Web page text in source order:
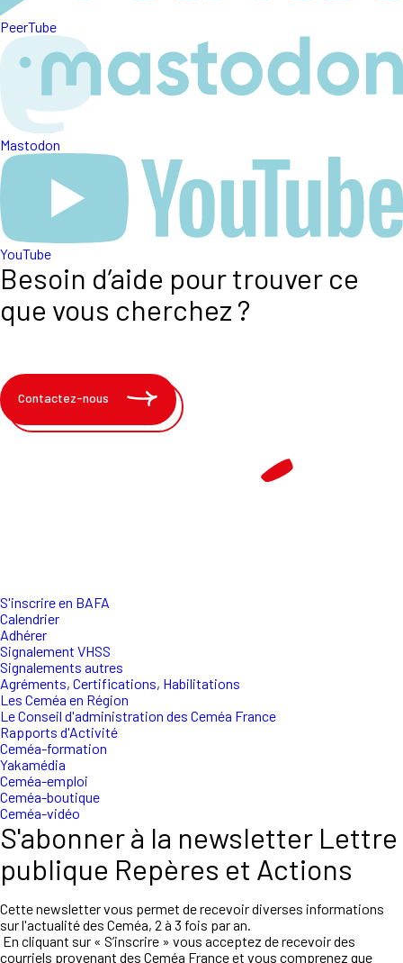
PeerTube
Mastodon
YouTube
Besoin d’aide pour trouver ce
que vous cherchez ?
Contactez-nous
S'inscrire en BAFA
Calendrier
Adhérer
Signalement VHSS
Signalements autres
Agréments, Certifications, Habilitations
Les Ceméa en Région
Le Conseil d'administration des Ceméa France
Rapports d'Activité
Ceméa-formation
Yakamédia
Ceméa-emploi
Ceméa-boutique
Ceméa-vidéo
S'abonner à la newsletter Lettre
publique Repères et Actions
Cette newsletter vous permet de recevoir diverses informations
sur l'actualité des Ceméa, 2 à 3 fois par an.
En cliquant sur « S’inscrire » vous acceptez de recevoir des
courriels provenant des Ceméa France et vous comprenez que